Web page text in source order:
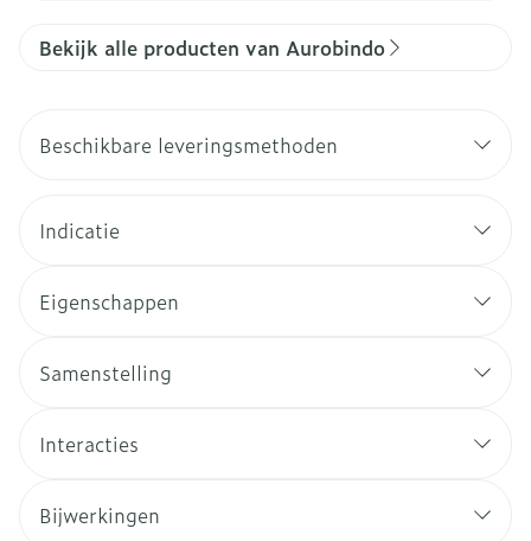
Bekijk alle producten van Aurobindo
Beschikbare leveringsmethoden
Indicatie
Eigenschappen
Samenstelling
Interacties
Bijwerkingen